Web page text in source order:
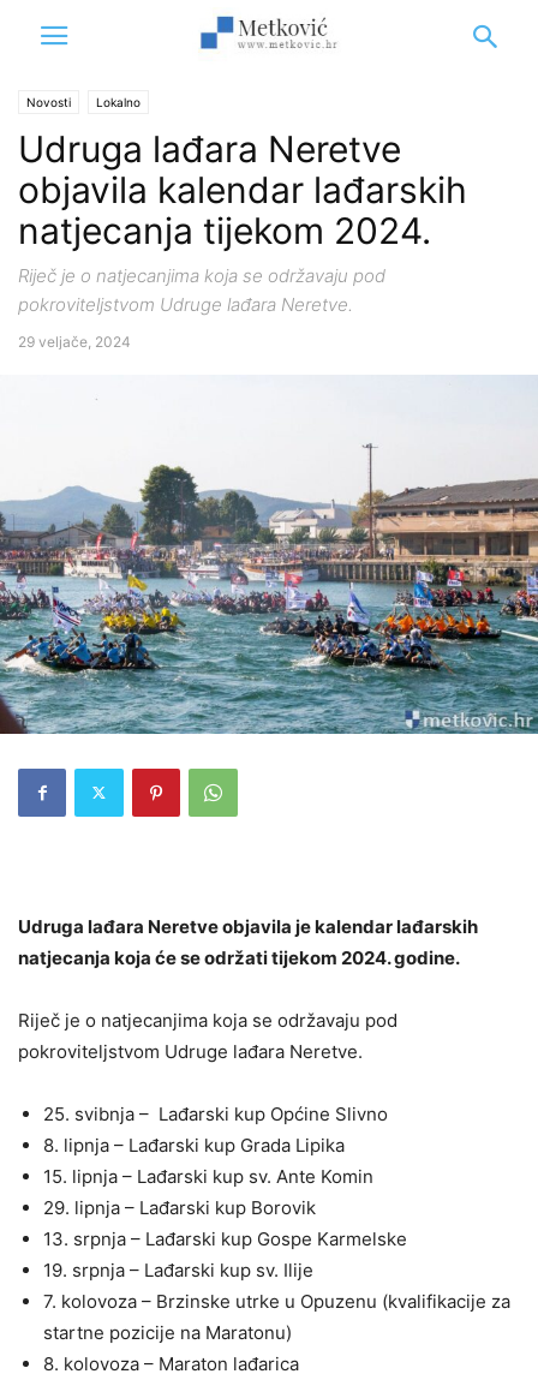
Novosti Lokalno
Udruga lađara Neretve
objavila kalendar lađarskih
natjecanja tijekom 2024.
Riječ je o natjecanjima koja se održavaju pod
pokroviteljstvom Udruge lađara Neretve.
29 veljače, 2024
Udruga lađara Neretve objavila je kalendar lađarskih
natjecanja koja će se održati tijekom 2024. godine.
Riječ je o natjecanjima koja se održavaju pod
pokroviteljstvom Udruge lađara Neretve.
25. svibnja – Lađarski kup Općine Slivno
8. lipnja – Lađarski kup Grada Lipika
15. lipnja – Lađarski kup sv. Ante Komin
29. lipnja – Lađarski kup Borovik
13. srpnja – Lađarski kup Gospe Karmelske
19. srpnja – Lađarski kup sv. Ilije
7. kolovoza – Brzinske utrke u Opuzenu (kvalifikacije za
startne pozicije na Maratonu)
8. kolovoza – Maraton lađarica